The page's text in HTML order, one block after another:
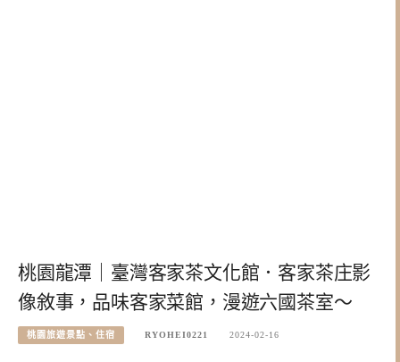
桃園龍潭｜臺灣客家茶文化館．客家茶庄影
像敘事，品味客家菜館，漫遊六國茶室～
桃園旅遊景點、住宿 RYOHEI0221 2024-02-16